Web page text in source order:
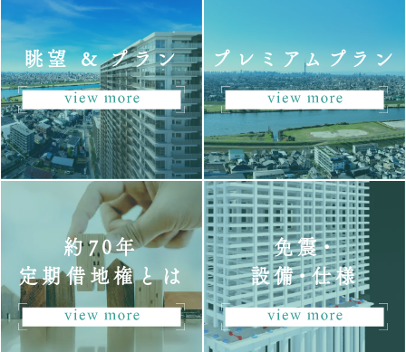
眺望 & プラン プレミアムプラン
約70年
定期借地権とは
免震・
設備・仕様